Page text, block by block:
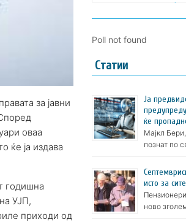
за јавни
оваа
ќе ја издава
годишна
УЈП,
приходи од
Poll not found
Статии
Ја
ќе
Мајкл
познат по
исто за сите
ново